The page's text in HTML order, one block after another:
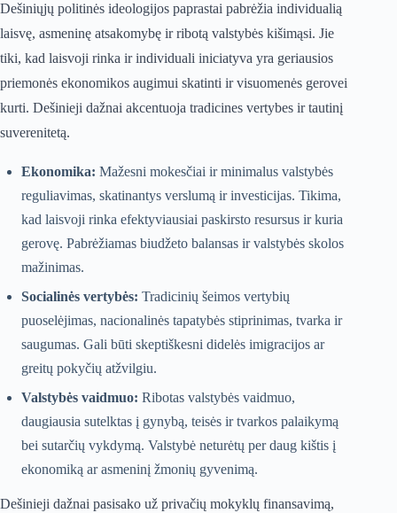
Dešiniųjų politinės ideologijos paprastai pabrėžia individualią
laisvę, asmeninę atsakomybę ir ribotą valstybės kišimąsi. Jie
tiki, kad laisvoji rinka ir individuali iniciatyva yra geriausios
priemonės ekonomikos augimui skatinti ir visuomenės gerovei
kurti. Dešinieji dažnai akcentuoja tradicines vertybes ir tautinį
suverenitetą.
Ekonomika: Mažesni mokesčiai ir minimalus valstybės
reguliavimas, skatinantys verslumą ir investicijas. Tikima,
kad laisvoji rinka efektyviausiai paskirsto resursus ir kuria
gerovę. Pabrėžiamas biudžeto balansas ir valstybės skolos
mažinimas.
Socialinės vertybės: Tradicinių šeimos vertybių
puoselėjimas, nacionalinės tapatybės stiprinimas, tvarka ir
saugumas. Gali būti skeptiškesni didelės imigracijos ar
greitų pokyčių atžvilgiu.
Valstybės vaidmuo: Ribotas valstybės vaidmuo,
daugiausia sutelktas į gynybą, teisės ir tvarkos palaikymą
bei sutarčių vykdymą. Valstybė neturėtų per daug kištis į
ekonomiką ar asmeninį žmonių gyvenimą.
Dešinieji dažnai pasisako už privačių mokyklų finansavimą,